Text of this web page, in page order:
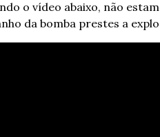
o vídeo abaixo, não
da bomba prestes a